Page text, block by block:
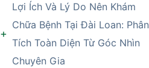
Lợi Ích Và Lý Do Nên Khám
Chữa Bệnh Tại Đài Loan: Phân
Tích Toàn Diện Từ Góc Nhìn
Chuyên Gia